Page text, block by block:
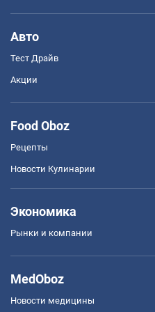
Авто
Тест Драйв
Акции
Food Oboz
Рецепты
Новости Кулинарии
Экономика
Рынки и компании
MedOboz
Новости медицины